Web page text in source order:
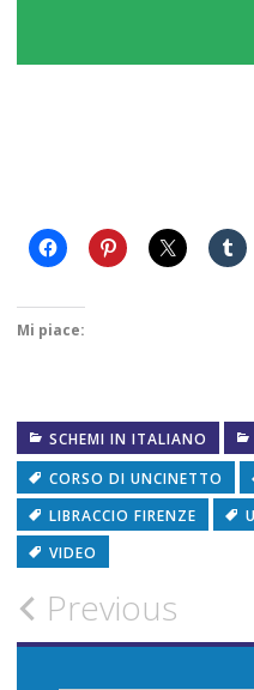
Mi piace:
SCHEMI IN ITALIANO
CORSO DI UNCINETTO
LIBRACCIO FIRENZE
VIDEO
Post
navigation
Previous